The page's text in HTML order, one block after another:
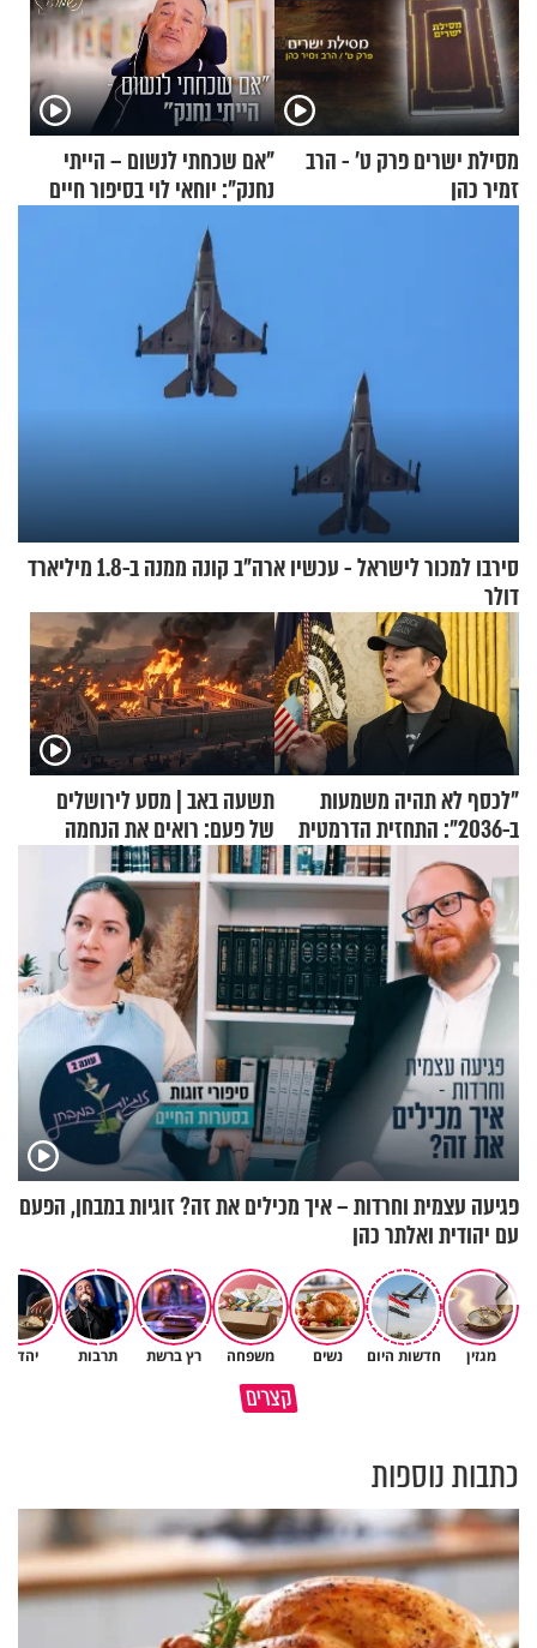
מסילת ישרים פרק ט’ - הרב
זמיר כהן
"אם שכחתי לנשום – הייתי
נחנק": יוחאי לוי בסיפור חיים
מעורר השראה
סירבו למכור לישראל - עכשיו ארה"ב קונה ממנה ב-1.8 מיליארד
דולר
"לכסף לא תהיה משמעות
ב-2036": התחזית הדרמטית
של אילון מאסק על עתיד
הכלכלה
תשעה באב | מסע לירושלים
של פעם: רואים את הנחמה
פגיעה עצמית וחרדות – איך מכילים את זה? זוגיות במבחן, הפעם
עם יהודית ואלתר כהן
מגזין חדשות היום נשים משפחה רץ ברשת תרבות יהדות
קצרים
במבט לאחור - האם התקופה
סגולה בבוקר להסרת חששות
כתבות נוספות